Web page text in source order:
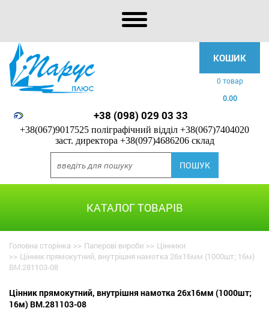
КОШИК
0 товар
0.00
+38 (098) 029 03 33
+38(067)9017525 поліграфічний відділ +38(067)7404020
заст. директора +38(097)4686206 склад
КАТАЛОГ ТОВАРІВ
Головна сторінка >> Паперові вироби >> Цінники
>> Цінник прямокутний, внутрішня намотка 26х16мм (1000шт; 16м)
BM.281103-08
Цінник прямокутний, внутрішня намотка 26х16мм (1000шт;
16м) BM.281103-08